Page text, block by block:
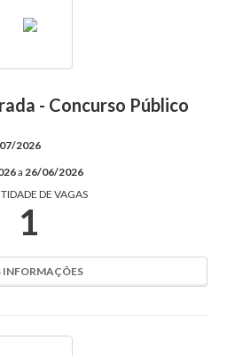
- Concurso Público
2026
a 26/06/2026
DE VAGAS
1
INFORMAÇÕES